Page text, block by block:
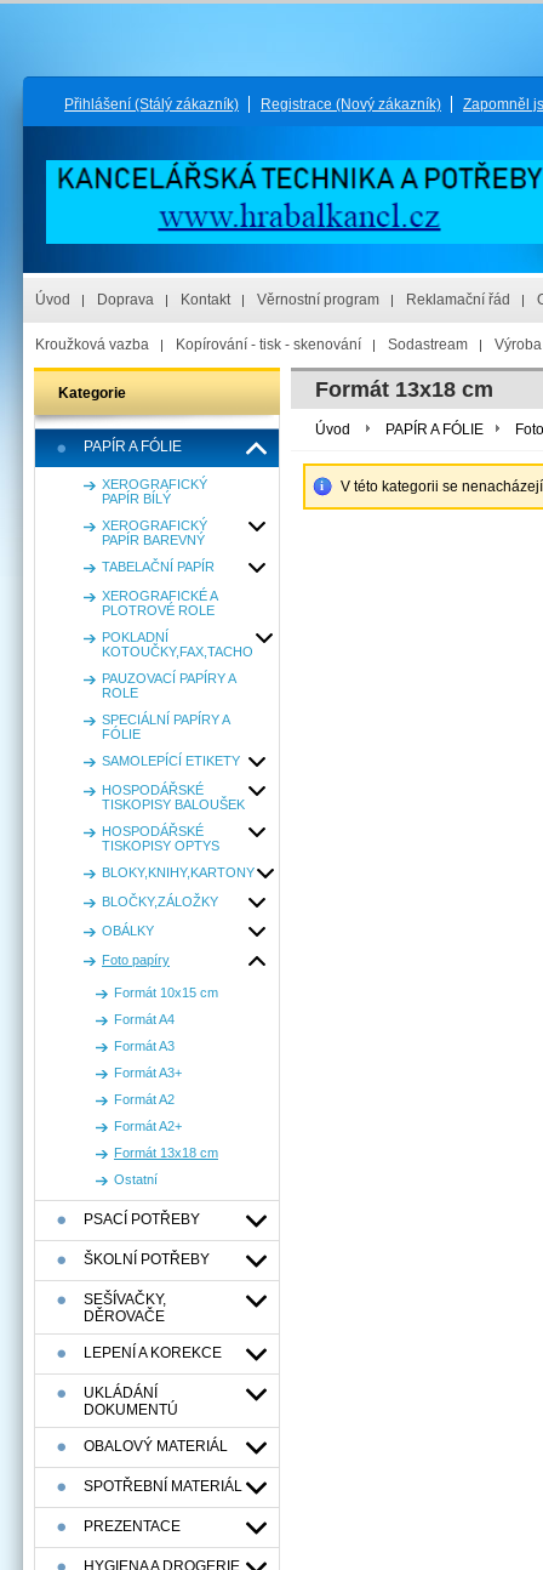
Přihlášení (Stálý zákazník) Registrace (Nový zákazník) Zapomněl
Úvod Doprava Kontakt Věrnostní program Reklamační řád
Kroužková vazba Kopírování - tisk - skenování Sodastream
Kategorie
PAPÍR A FÓLIE
XEROGRAFICKÝ
PAPÍR BÍLÝ
XEROGRAFICKÝ
PAPÍR BAREVNÝ
TABELAČNÍ PAPÍR
XEROGRAFICKÉ A
PLOTROVÉ ROLE
POKLADNÍ
KOTOUČKY,FAX,TACHO
PAUZOVACÍ PAPÍRY A
ROLE
SPECIÁLNÍ PAPÍRY A
FÓLIE
SAMOLEPÍCÍ ETIKETY
HOSPODÁŘSKÉ
TISKOPISY BALOUŠEK
HOSPODÁŘSKÉ
TISKOPISY OPTYS
BLOKY,KNIHY,KARTONY
BLOČKY,ZÁLOŽKY
OBÁLKY
Foto papíry
Formát 10x15 cm
Formát A4
Formát A3
Formát A3+
Formát A2
Formát A2+
Formát 13x18 cm
Ostatní
PSACÍ POTŘEBY
ŠKOLNÍ POTŘEBY
SEŠÍVAČKY,
DĚROVAČE
LEPENÍ A KOREKCE
UKLÁDÁNÍ
DOKUMENTÚ
OBALOVÝ MATERIÁL
SPOTŘEBNÍ MATERIÁL
PREZENTACE
HYGIENA A DROGERIE
Formát 13x18 cm
Úvod PAPÍR A FÓLIE
V této kategorii se